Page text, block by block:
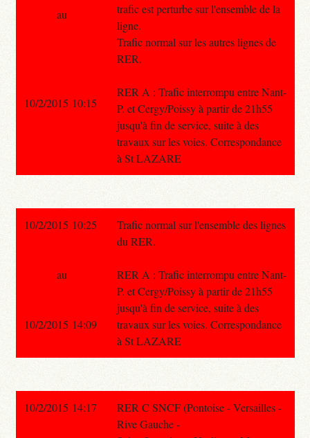
trafic est perturbe sur l'ensemble de la
ligne.
Trafic normal sur les autres lignes de
RER.
RER A : Trafic interrompu entre Nant-
P. et Cergy/Poissy à partir de 21h55
jusqu'à fin de service, suite à des
travaux sur les voies. Correspondance
à St LAZARE
au
10/2/2015 10:15
10/2/2015 10:25
Trafic normal sur l'ensemble des lignes
du RER.
RER A : Trafic interrompu entre Nant-
P. et Cergy/Poissy à partir de 21h55
jusqu'à fin de service, suite à des
travaux sur les voies. Correspondance
à St LAZARE
au
10/2/2015 14:09
10/2/2015 14:17
RER C SNCF (Pontoise - Versailles -
Rive Gauche -